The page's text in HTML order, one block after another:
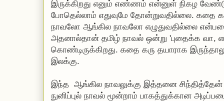
இருக்கிறது எனும் எண்ணம் என்னுள் நிகழ
போதெல்லாம் எதுவுமே தோன்றுவதில்லை. கதை
நாவலோ ஆங்கில நாவலோ எழுதுவதில்லை என்பதை
அதனால்தான் தமிழ் நாவல் ஒன்று 'புதைக்க வா,
கொண்டிருக்கிறது. கதை கரு தயாராக
இலக்கு.
இந்த ஆங்கில நாவலுக்கு இத்தனை
நுனிப்புல் நாவல் மூன்றாம் பாகத்துக்கான